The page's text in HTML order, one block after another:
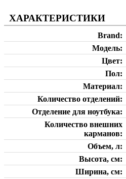
ХАРАКТЕРИСТИКИ
Brand
Модель
Цвет
Пол
Материал
Количество отделений
Отделение для ноутбука
Количество внешних
карманов
Объем, л
Высота, см
Ширина, см